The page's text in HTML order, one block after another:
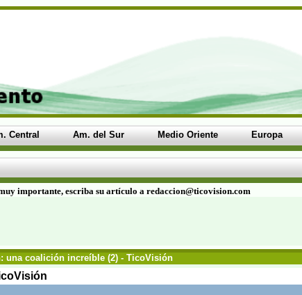
Central Am. del Sur Medio Oriente Europa
importante, escriba su artículo a redaccion@ticovision.com
una coalición increíble (2) - TicoVisión